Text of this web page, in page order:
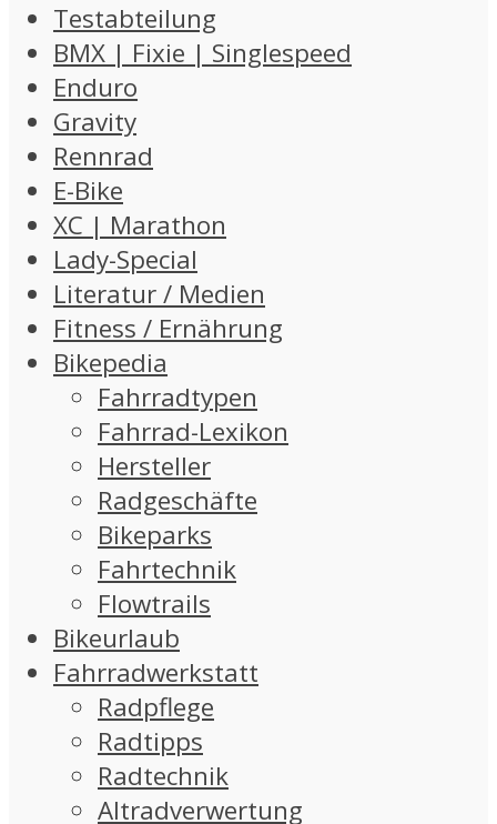
Testabteilung
BMX | Fixie | Singlespeed
Enduro
Gravity
Rennrad
E-Bike
XC | Marathon
Lady-Special
Literatur / Medien
Fitness / Ernährung
Bikepedia
Fahrradtypen
Fahrrad-Lexikon
Hersteller
Radgeschäfte
Bikeparks
Fahrtechnik
Flowtrails
Bikeurlaub
Fahrradwerkstatt
Radpflege
Radtipps
Radtechnik
Altradverwertung